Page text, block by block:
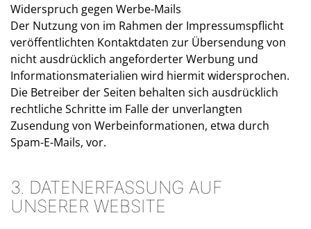
Widerspruch gegen Werbe-Mails
Der Nutzung von im Rahmen der Impressumspflicht
veröffentlichten Kontaktdaten zur Übersendung von
nicht ausdrücklich angeforderter Werbung und
Informationsmaterialien wird hiermit widersprochen.
Die Betreiber der Seiten behalten sich ausdrücklich
rechtliche Schritte im Falle der unverlangten
Zusendung von Werbeinformationen, etwa durch
Spam-E-Mails, vor.
3. DATENERFASSUNG AUF
UNSERER WEBSITE